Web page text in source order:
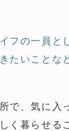
フの一員と
たいことな
で、気に入
く暮らせる